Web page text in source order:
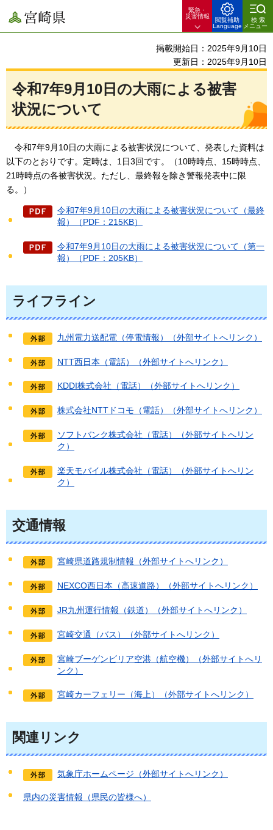
宮崎県
緊急・
災害情報
閲覧補助
Language
検索
メニュー
掲載開始日：2025年9月10日
更新日：2025年9月10日
令和7年9月10日の大雨による被害
状況について
令和7年9月10日の大雨による被害状況について、発表した資料は
以下のとおりです。定時は、1日3回です。（10時時点、15時時点、
21時時点の各被害状況。ただし、最終報を除き警報発表中に限
る。）
令和7年9月10日の大雨による被害状況について（最終
報）（PDF：215KB）
令和7年9月10日の大雨による被害状況について（第一
報）（PDF：205KB）
ライフライン
九州電力送配電（停電情報）（外部サイトへリンク）
NTT西日本（電話）（外部サイトへリンク）
KDDI株式会社（電話）（外部サイトへリンク）
株式会社NTTドコモ（電話）（外部サイトへリンク）
ソフトバンク株式会社（電話）（外部サイトへリン
ク）
楽天モバイル株式会社（電話）（外部サイトへリン
ク）
交通情報
宮崎県道路規制情報（外部サイトへリンク）
NEXCO西日本（高速道路）（外部サイトへリンク）
JR九州運行情報（鉄道）（外部サイトへリンク）
宮崎交通（バス）（外部サイトへリンク）
宮崎ブーゲンビリア空港（航空機）（外部サイトへリ
ンク）
宮崎カーフェリー（海上）（外部サイトへリンク）
関連リンク
気象庁ホームページ（外部サイトへリンク）
県内の災害情報（県民の皆様へ）